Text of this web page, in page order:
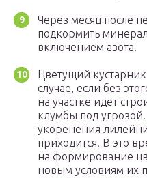
Через месяц после
подкормить
включением азота.
Цветущий
случае, если без
на участке идет
клумбы под
укоренения
приходится. В это
на формирование
новым условиям их